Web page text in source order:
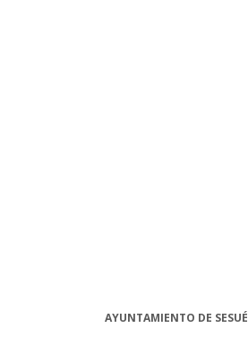
AYUNTAMIENTO DE SESUÉ